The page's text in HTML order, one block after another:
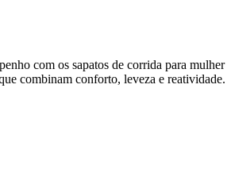
com os sapatos de corrida para mulher
combinam conforto, leveza e reatividade.